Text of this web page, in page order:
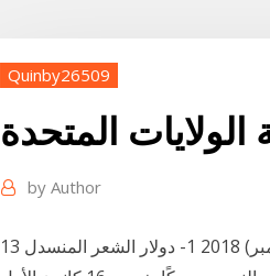
Quinby26509
الولايات المتحدة
by Author
13 كانون الأول (ديسمبر) 2018 1- دولار الشعر المنسدل ”Flowing Hair Silver/ Copper Dollar“: عام